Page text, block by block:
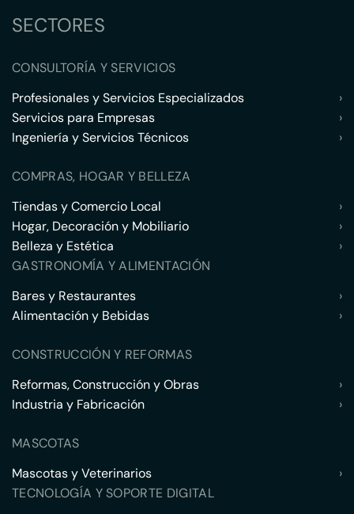
SECTORES
CONSULTORÍA Y SERVICIOS
Profesionales y Servicios Especializados
›
Servicios para Empresas
›
Ingeniería y Servicios Técnicos
›
COMPRAS, HOGAR Y BELLEZA
Tiendas y Comercio Local
›
Hogar, Decoración y Mobiliario
›
Belleza y Estética
›
GASTRONOMÍA Y ALIMENTACIÓN
Bares y Restaurantes
›
Alimentación y Bebidas
›
CONSTRUCCIÓN Y REFORMAS
Reformas, Construcción y Obras
›
Industria y Fabricación
›
MASCOTAS
Mascotas y Veterinarios
›
TECNOLOGÍA Y SOPORTE DIGITAL